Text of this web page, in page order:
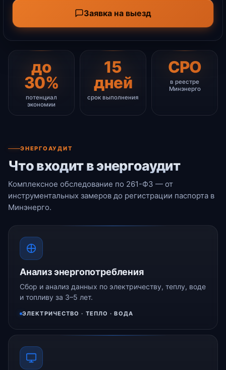
Заявка на выезд
до
30%
потенциал
экономии
15
дней
срок выполнения
СРО
в реестре
Минэнерго
ЭНЕРГОАУДИТ
Что входит в энергоаудит
Комплексное обследование по 261-ФЗ — от
инструментальных замеров до регистрации паспорта в
Минэнерго.
Анализ энергопотребления
Сбор и анализ данных по электричеству, теплу, воде
и топливу за 3–5 лет.
ЭЛЕКТРИЧЕСТВО · ТЕПЛО · ВОДА